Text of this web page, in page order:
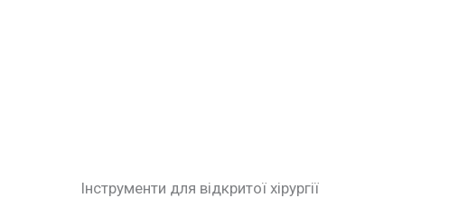
Інструменти для відкритої хірургії